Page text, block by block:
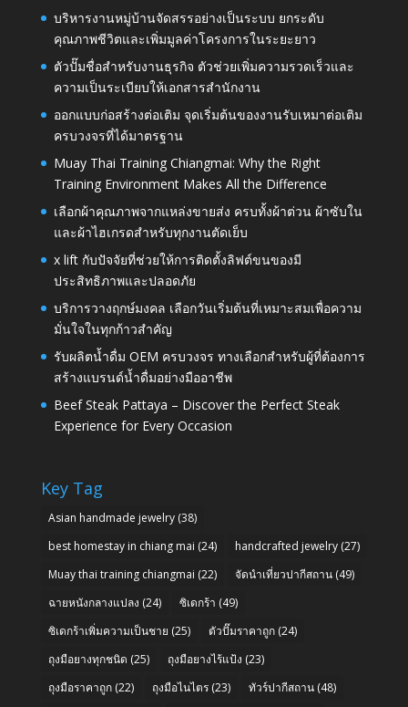
บริหารงานหมู่บ้านจัดสรรอย่างเป็นระบบ ยกระดับ
คุณภาพชีวิตและเพิ่มมูลค่าโครงการในระยะยาว
ตัวปั๊มชื่อสำหรับงานธุรกิจ ตัวช่วยเพิ่มความรวดเร็วและ
ความเป็นระเบียบให้เอกสารสำนักงาน
ออกแบบก่อสร้างต่อเติม จุดเริ่มต้นของงานรับเหมาต่อเติม
ครบวงจรที่ได้มาตรฐาน
Muay Thai Training Chiangmai: Why the Right
Training Environment Makes All the Difference
เลือกผ้าคุณภาพจากแหล่งขายส่ง ครบทั้งผ้าต่วน ผ้าซับใน
และผ้าไฮเกรดสำหรับทุกงานตัดเย็บ
x lift กับปัจจัยที่ช่วยให้การติดตั้งลิฟต์ขนของมี
ประสิทธิภาพและปลอดภัย
บริการวางฤกษ์มงคล เลือกวันเริ่มต้นที่เหมาะสมเพื่อความ
มั่นใจในทุกก้าวสำคัญ
รับผลิตน้ำดื่ม OEM ครบวงจร ทางเลือกสำหรับผู้ที่ต้องการ
สร้างแบรนด์น้ำดื่มอย่างมืออาชีพ
Beef Steak Pattaya – Discover the Perfect Steak
Experience for Every Occasion
Key Tag
Asian handmade jewelry(38)
best homestay in chiang mai (24) handcrafted jewelry(27)
Muay thai training chiangmai (22) จัดนำเที่ยวปากีสถาน(49)
ฉายหนังกลางแปลง (24) ซิเดกร้า (49)
ซิเดกร้าเพิ่มความเป็นชาย (25) ตัวปั๊มราคาถูก(24)
ถุงมือยางทุกชนิด (25) ถุงมือยางไร้แป้ง (23)
ถุงมือราคาถูก(22) ถุงมือไนไตร(23) ทัวร์ปากีสถาน(48)